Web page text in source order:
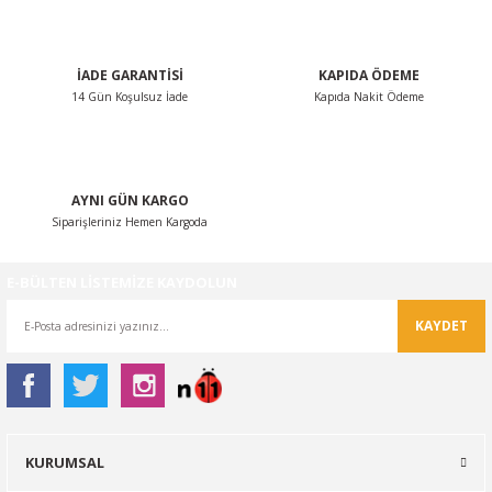
İADE GARANTİSİ
14 Gün Koşulsuz İade
KAPIDA ÖDEME
Kapıda Nakit Ödeme
AYNI GÜN KARGO
Siparişleriniz Hemen Kargoda
KAYDET
KURUMSAL